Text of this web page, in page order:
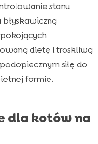
stanu
dietę i troskliwą
siłę do
formie.
dla kotów na